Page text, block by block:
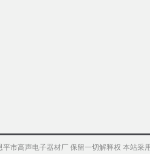
市高声电子器材厂 保留一切解释权 本站采